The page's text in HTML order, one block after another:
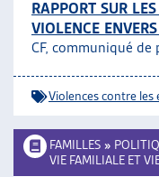
RAPPORT SUR
VIOLENCE
CF, communiqué de
Violences contre les
FAMILLES »
VIE FAMILIALE ET